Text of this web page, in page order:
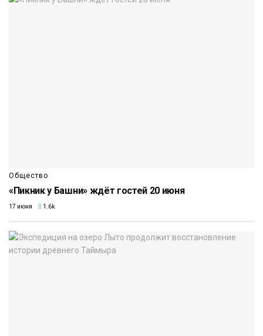
Общество
«Пикник у Башни» ждёт гостей 20 июня
17 июня 1.6k